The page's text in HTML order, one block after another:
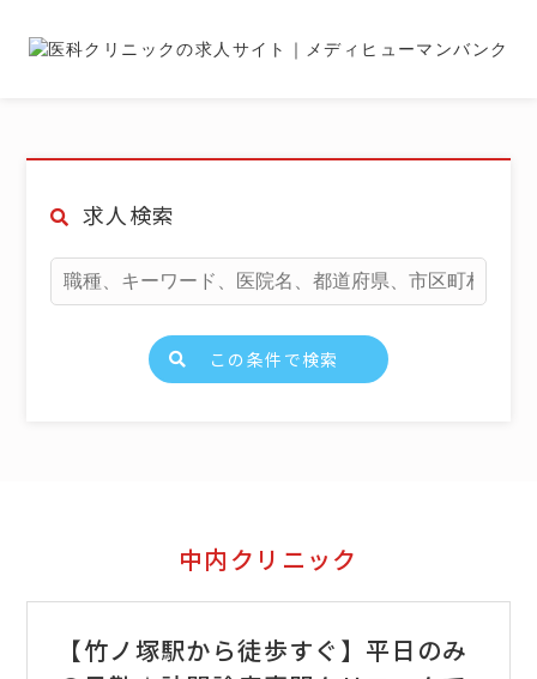
求人検索
この条件で検索
中内クリニック
【竹ノ塚駅から徒歩すぐ】平日のみ